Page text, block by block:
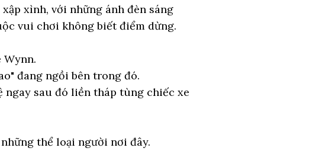
xình, với những ánh đèn sáng
vui chơi không biết điểm dừng.
Wynn.
đang ngồi bên trong đó.
ngay sau đó liền tháp tùng chiếc xe
thể loại người nơi đây.